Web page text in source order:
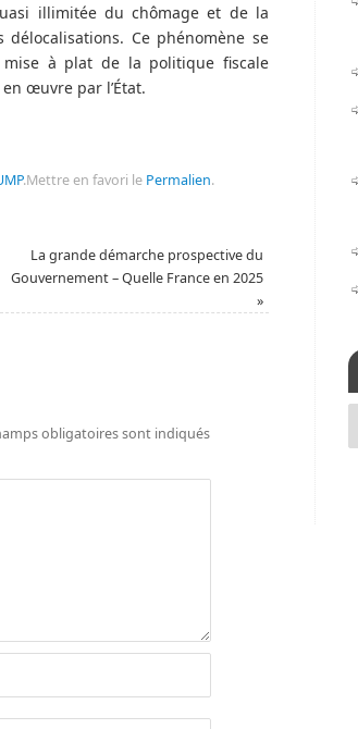
illimitée du chômage et de la
Ce phénomène se
mise à plat de la politique fiscale
œuvre par l’État.
.Mettre en favori le Permalien.
La grande démarche prospective du
Gouvernement – Quelle France en 2025
»
obligatoires sont indiqués